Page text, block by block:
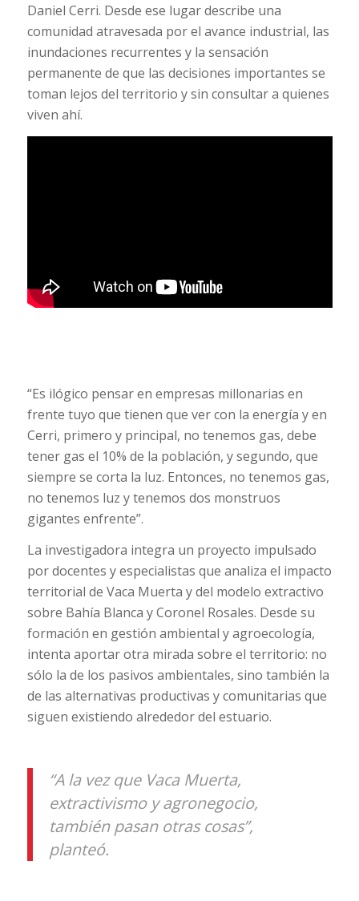
Daniel Cerri. Desde ese lugar describe una
comunidad atravesada por el avance industrial, las
inundaciones recurrentes y la sensación
permanente de que las decisiones importantes se
toman lejos del territorio y sin consultar a quienes
viven ahí.
“Es ilógico pensar en empresas millonarias en
frente tuyo que tienen que ver con la energía y en
Cerri, primero y principal, no tenemos gas, debe
tener gas el 10% de la población, y segundo, que
siempre se corta la luz. Entonces, no tenemos gas,
no tenemos luz y tenemos dos monstruos
gigantes enfrente”.
La investigadora integra un proyecto impulsado
por docentes y especialistas que analiza el impacto
territorial de Vaca Muerta y del modelo extractivo
sobre Bahía Blanca y Coronel Rosales. Desde su
formación en gestión ambiental y agroecología,
intenta aportar otra mirada sobre el territorio: no
sólo la de los pasivos ambientales, sino también la
de las alternativas productivas y comunitarias que
siguen existiendo alrededor del estuario.
“A la vez que Vaca Muerta,
extractivismo y agronegocio,
también pasan otras cosas”,
planteó.